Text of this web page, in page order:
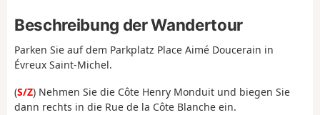
Beschreibung der Wandertour
Parken Sie auf dem Parkplatz Place Aimé Doucerain in
Évreux Saint-Michel.
(S/Z) Nehmen Sie die Côte Henry Monduit und biegen Sie
dann rechts in die Rue de la Côte Blanche ein.